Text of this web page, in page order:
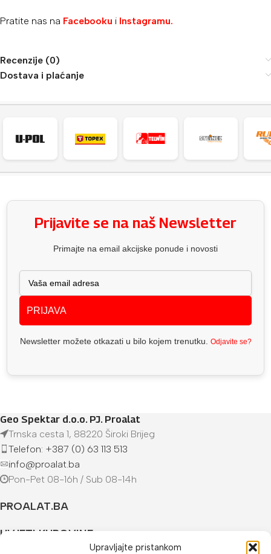
Upravljajte pristankom
Pratite nas na Facebooku i Instagramu.
Recenzije (0)
Dostava i plaćanje
Prijavite se na naš Newsletter
Primajte na email akcijske ponude i novosti
PRIJAVA
Newsletter možete otkazati u bilo kojem trenutku. Odjavite se?
Geo Spektar d.o.o. PJ. Proalat
Trnska cesta 1, 88220 Široki Brijeg
Telefon: +387 (0) 63 113 513
info@proalat.ba
Pon-Pet 08-16h / Sub 08-14h
PROALAT.BA
UVJETI KUPOVINE